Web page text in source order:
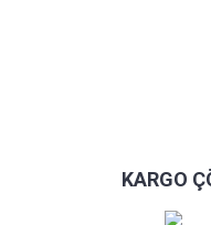
KARGO